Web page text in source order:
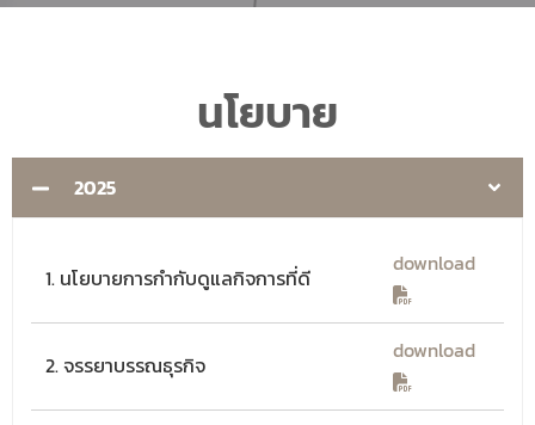
นโยบาย
2025
1. นโยบายการกำกับดูแลกิจการที่ดี
download
2. จรรยาบรรณธุรกิจ
download